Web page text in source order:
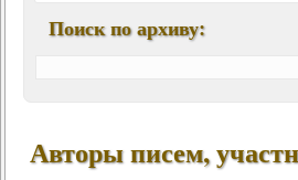
Статьи, интервью, книги
Памятные даты августа
Поиск по архиву:
Авторы писем,